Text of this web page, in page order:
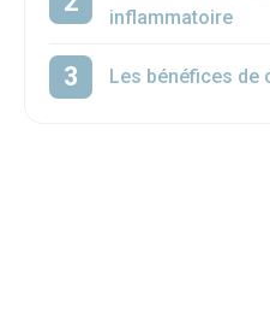
inflammatoire
Les bénéfices de